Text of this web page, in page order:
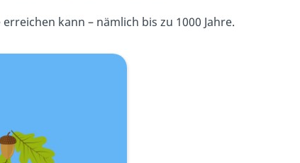
kann – nämlich bis zu 1000 Jahre.